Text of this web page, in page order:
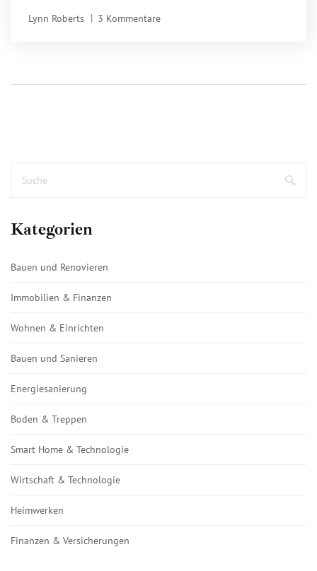
und Ihrer Miete ab. Hier erfahren Sie, was das für Sie
Lynn Roberts 3 Kommentare
Kategorien
Bauen und Renovieren
Immobilien & Finanzen
Wohnen & Einrichten
Bauen und Sanieren
Energiesanierung
Boden & Treppen
Smart Home & Technologie
Wirtschaft & Technologie
Heimwerken
Finanzen & Versicherungen